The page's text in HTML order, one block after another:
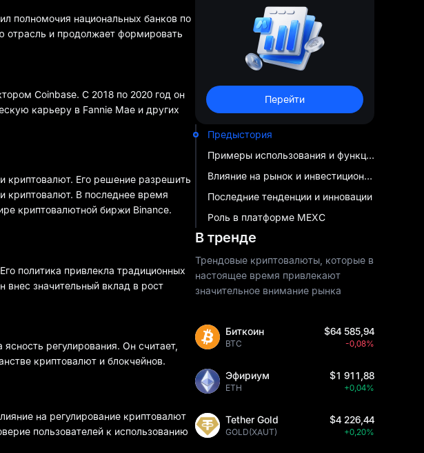
полномочия национальных банков по
отрасль и продолжает формировать
Coinbase. С 2018 по 2020 год он
карьеру в Fannie Mae и других
криптовалют. Его решение разрешить
криптовалют. В последнее время
криптовалютной биржи Binance.
политика привлекла традиционных
внес значительный вклад в рост
регулирования. Он считает,
криптовалют и блокчейнов.
на регулирование криптовалют
пользователей к использованию
Перейти
Предыстория
Примеры использования и функции
Влияние на рынок и инвестиционный ландшафт
Последние тенденции и инновации
Роль в платформе MEXC
В тренде
Трендовые криптовалюты, которые в
настоящее время привлекают
значительное внимание рынка
Биткоин
BTC
$64 585,94
-0,08%
Эфириум
ETH
$1 911,88
+0,04%
Tether Gold
GOLD(XAUT)
$4 226,44
+0,20%